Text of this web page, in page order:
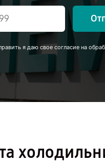
я даю свое согласие на